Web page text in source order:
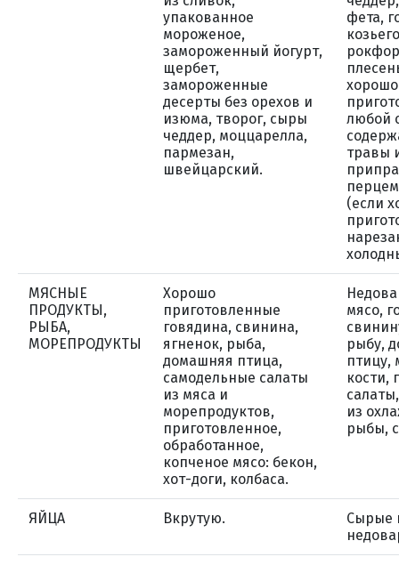
упакованное
мороженое,
замороженный йогурт,
щербет,
замороженные
десерты без орехов и
изюма, творог, сыры
чеддер, моццарелла,
пармезан,
швейцарский.
фета,
любой
травы
(если
МЯСНЫЕ
ПРОДУКТЫ,
РЫБА,
МОРЕПРОДУКТЫ
Хорошо
приготовленные
говядина, свинина,
ягненок, рыба,
домашняя птица,
самодельные салаты
из мяса и
морепродуктов,
приготовленное,
обработанное,
копченое мясо: бекон,
хот-доги, колбаса.
мясо,
рыбу,
птицу,
кости,
из
рыбы,
ЯЙЦА Вкрутую.
Сырые